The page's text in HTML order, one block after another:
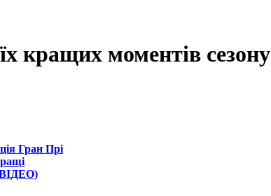
кращих моментів сезону
Гран Прі